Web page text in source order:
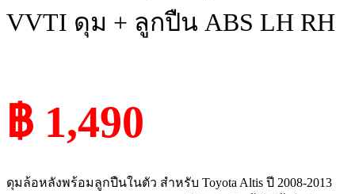
VVTI ดุม + ลูกปืน ABS LH RH
฿ 1,490
ดุมล้อหลังพร้อมลูกปืนในตัว สำหรับ Toyota Altis ปี 2008-2013